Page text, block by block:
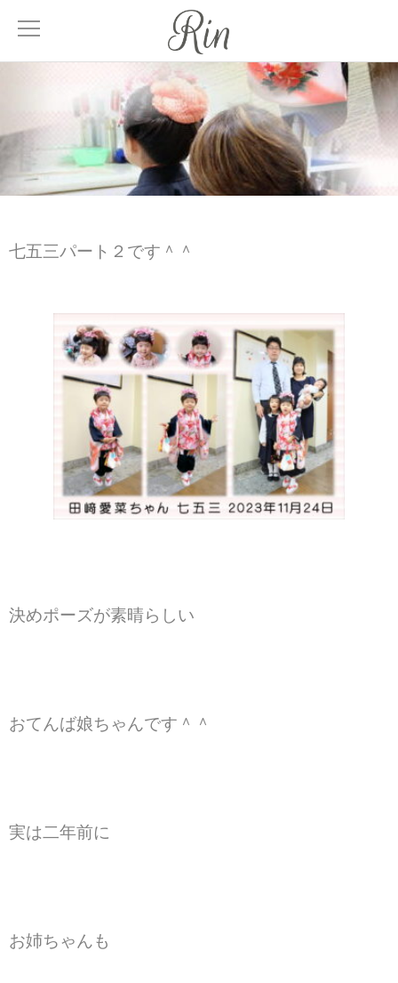
サロンについて
Menu
メニュー
Treatment
Facial
エステティック
ブログ
アクセス
七五三パート２です＾＾
決めポーズが素晴らしい
おてんば娘ちゃんです＾＾
実は二年前に
お姉ちゃんも